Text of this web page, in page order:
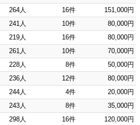
264人 16件
151,000円
241人 10件
80,000円
219人 16件
80,000円
261人 10件
70,000円
228人 8件
50,000円
236人 12件
80,000円
244人 4件
20,000円
243人 8件
35,000円
298人 16件
120,000円